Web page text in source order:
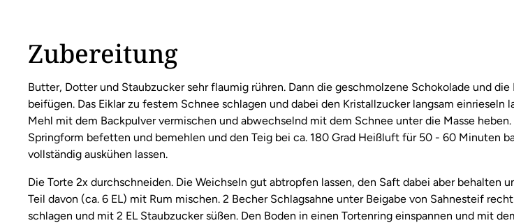
Zubereitung
Butter, Dotter und Staubzucker sehr flaumig rühren. Dann die geschmolzene Schokolade und die
beifügen. Das Eiklar zu festem Schnee schlagen und dabei den Kristallzucker langsam einrieseln
Mehl mit dem Backpulver vermischen und abwechselnd mit dem Schnee unter die Masse heben.
Springform befetten und bemehlen und den Teig bei ca. 180 Grad Heißluft für 50 - 60 Minuten
vollständig auskühen lassen.
Die Torte 2x durchschneiden. Die Weichseln gut abtropfen lassen, den Saft dabei aber behalten
Teil davon (ca. 6 EL) mit Rum mischen. 2 Becher Schlagsahne unter Beigabe von Sahnesteif
schlagen und mit 2 EL Staubzucker süßen. Den Boden in einen Tortenring einspannen und mit